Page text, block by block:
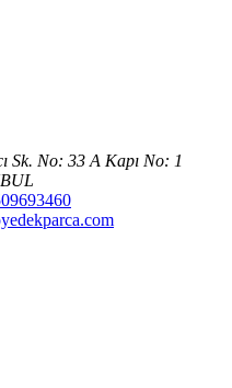
Sk. No: 33 A Kapı No: 1